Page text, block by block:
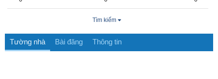
Tìm kiếm
Tường nhà Bài đăng Thông tin